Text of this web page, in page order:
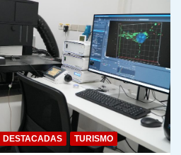
DESTACADAS TURISMO